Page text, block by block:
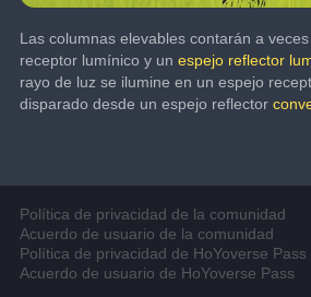
Las columnas elevables contarán a
receptor lumínico y un espejo reflector
rayo de luz se ilumine en un espejo
disparado desde un espejo reflector
Política de privacidad de la comunidad
Acuerdo de usuario de la comunidad
Política de privacidad de HoYoverse Pass
Acuerdo de usuario de HoYoverse Pass